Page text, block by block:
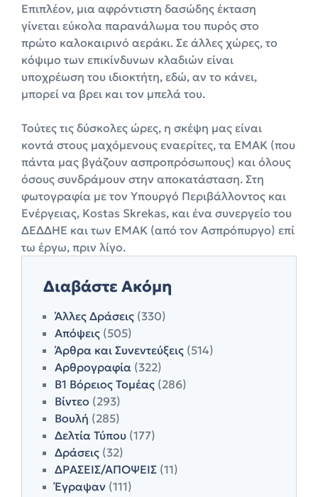
Επιπλέον, μια αφρόντιστη δασώδης έκταση
γίνεται εύκολα παρανάλωμα του πυρός στο
πρώτο καλοκαιρινό αεράκι. Σε άλλες χώρες, το
κόψιμο των επικίνδυνων κλαδιών είναι
υποχρέωση του ιδιοκτήτη, εδώ, αν το κάνει,
μπορεί να βρει και τον μπελά του.
Τούτες τις δύσκολες ώρες, η σκέψη μας είναι
κοντά στους μαχόμενους εναερίτες, τα ΕΜΑΚ (που
πάντα μας βγάζουν ασπροπρόσωπους) και όλους
όσους συνδράμουν στην αποκατάσταση. Στη
φωτογραφία με τον Υπουργό Περιβάλλοντος και
Ενέργειας, Kostas Skrekas, και ένα συνεργείο του
ΔΕΔΔΗΕ και των ΕΜΑΚ (από τον Ασπρόπυργο) επί
τω έργω, πριν λίγo.
Διαβάστε Ακόμη
Άλλες Δράσεις (330)
Απόψεις (505)
Άρθρα και Συνεντεύξεις (514)
Αρθρογραφία (322)
Β1 Βόρειος Τομέας (286)
Βίντεο (293)
Βουλή (285)
Δελτία Τύπου (177)
Δράσεις (32)
ΔΡΑΣΕΙΣ/ΑΠΟΨΕΙΣ (11)
Έγραψαν (111)